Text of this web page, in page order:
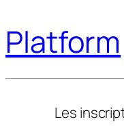
Platform
Les